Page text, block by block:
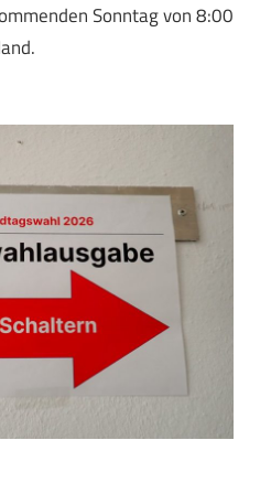
Sonntag von 8:00